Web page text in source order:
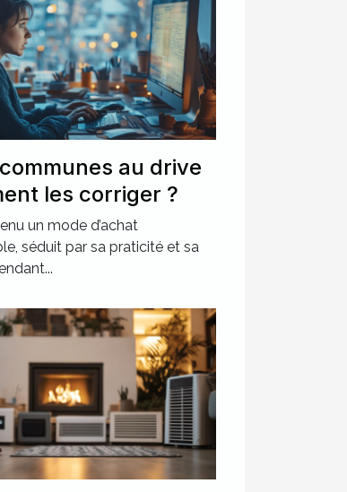
au drive
les corriger ?
un mode d’achat
séduit par sa praticité et sa